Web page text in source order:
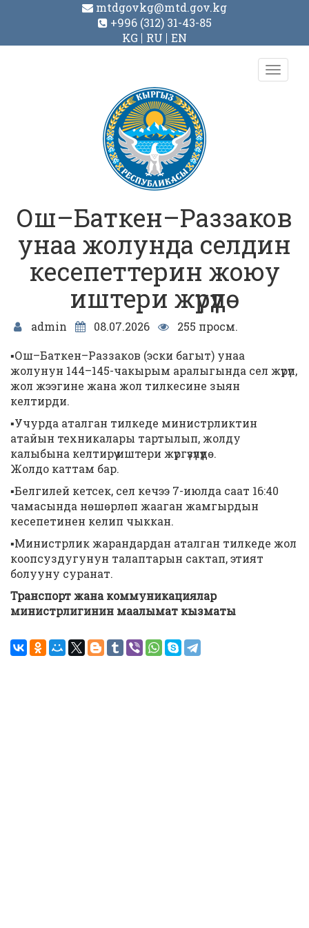
mtdgovkg@mtd.gov.kg
+996 (312) 31-43-85
KG
RU EN
Toggle
Ош–Баткен–Раззаков
унаа жолунда селдин
кесепеттерин жоюу
иштери жүрүүдө
admin 08.07.2026
255 просм.
▪️Ош–Баткен–Раззаков (эски багыт) унаа
жолунун 144–145-чакырым аралыгында сел жүрүп,
жол жээгине жана жол тилкесине зыян
келтирди.
▪️Учурда аталган тилкеде министрликтин
атайын техникалары тартылып, жолду
калыбына келтирүү иштери жүргүзүлүүдө.
Жолдо каттам бар.
▪️Белгилей кетсек, сел кечээ 7-июлда саат 16:40
чамасында нөшөрлөп жааган жамгырдын
кесепетинен келип чыккан.
▪️Министрлик жарандардан аталган тилкеде жол
коопсуздугунун талаптарын сактап, этият
болууну суранат.
Транспорт жана коммуникациялар
министрлигинин маалымат кызматы